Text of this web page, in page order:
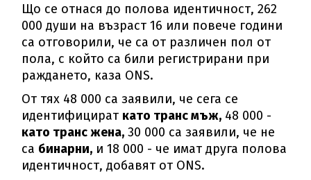
Що се отнася до полова идентичност, 262
000 души на възраст 16 или повече години
са отговорили, че са от различен пол от
пола, с който са били регистрирани при
раждането, каза ONS.
От тях 48 000 са заявили, че сега се
идентифицират като транс мъж, 48 000 -
като транс жена, 30 000 са заявили, че не
са бинарни, и 18 000 - че имат друга полова
идентичност, добавят от ONS.